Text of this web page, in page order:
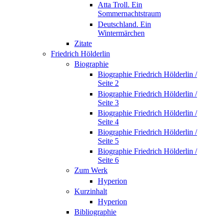
Atta Troll. Ein
Sommernachtstraum
Deutschland. Ein
Wintermärchen
Zitate
Friedrich Hölderlin
Biographie
Biographie Friedrich Hölderlin /
Seite 2
Biographie Friedrich Hölderlin /
Seite 3
Biographie Friedrich Hölderlin /
Seite 4
Biographie Friedrich Hölderlin /
Seite 5
Biographie Friedrich Hölderlin /
Seite 6
Zum Werk
Hyperion
Kurzinhalt
Hyperion
Bibliographie